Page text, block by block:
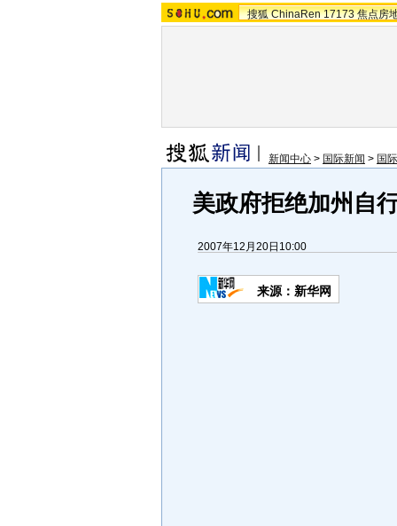
搜狐 ChinaRen 17173 焦点房
新闻中心 > 国际新闻 > 国
美政府拒绝加州自
2007年12月20日10:00
来源：新华网